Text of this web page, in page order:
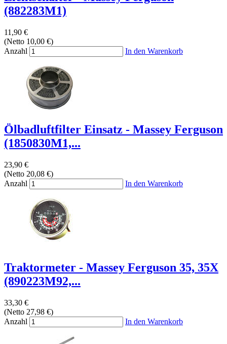
(882283M1)
11,90 €
(Netto 10,00 €)
Anzahl
In den Warenkorb
Ölbadluftfilter Einsatz - Massey Ferguson
(1850830M1,...
23,90 €
(Netto 20,08 €)
Anzahl
In den Warenkorb
Traktormeter - Massey Ferguson 35, 35X
(890223M92,...
33,30 €
(Netto 27,98 €)
Anzahl
In den Warenkorb